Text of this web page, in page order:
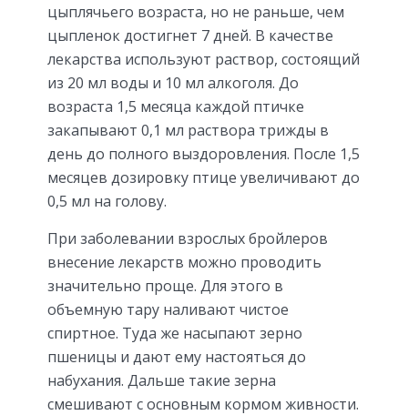
цыплячьего возраста, но не раньше, чем
цыпленок достигнет 7 дней. В качестве
лекарства используют раствор, состоящий
из 20 мл воды и 10 мл алкоголя. До
возраста 1,5 месяца каждой птичке
закапывают 0,1 мл раствора трижды в
день до полного выздоровления. После 1,5
месяцев дозировку птице увеличивают до
0,5 мл на голову.
При заболевании взрослых бройлеров
внесение лекарств можно проводить
значительно проще. Для этого в
объемную тару наливают чистое
спиртное. Туда же насыпают зерно
пшеницы и дают ему настояться до
набухания. Дальше такие зерна
смешивают с основным кормом живности.